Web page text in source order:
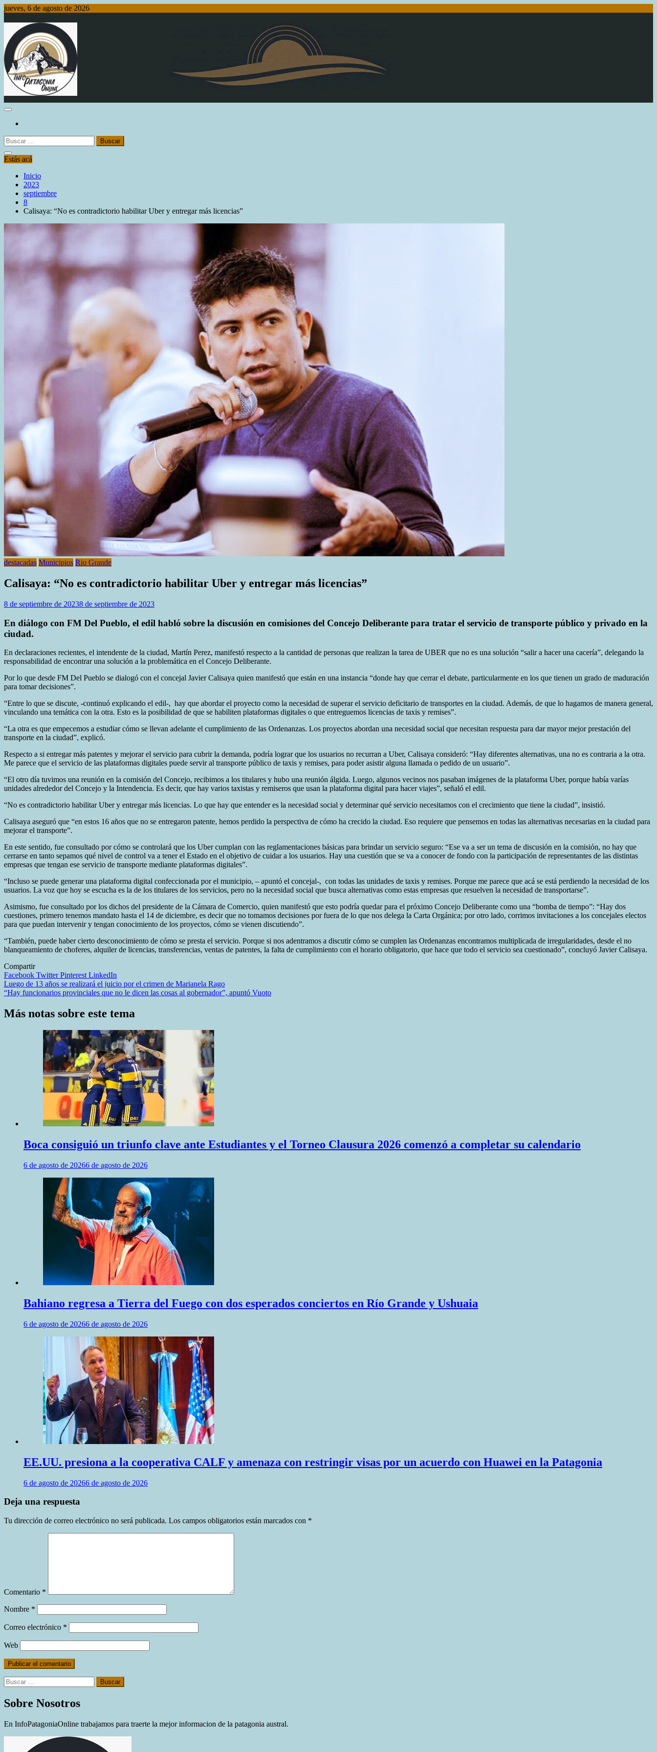
Saltar
contenido
jueves, 6 de agosto de 2026
Info Patagonia Online
Buscar:
Estás acá
Inicio
2023
septiembre
8
Calisaya: “No es contradictorio habilitar Uber y entregar más licencias”
destacadas Municipios Rio Grande
Calisaya: “No es contradictorio habilitar Uber y entregar más licencias”
8 de septiembre de 20238 de septiembre de 2023
En diálogo con FM Del Pueblo, el edil habló sobre la discusión en comisiones del Concejo Deliberante para tratar el servicio de transporte público y privado en la
ciudad.
En declaraciones recientes, el intendente de la ciudad, Martín Perez, manifestó respecto a la cantidad de personas que realizan la tarea de UBER que no es una solución “salir a hacer una cacería”, delegando la
responsabilidad de encontrar una solución a la problemática en el Concejo Deliberante.
Por lo que desde FM Del Pueblo se dialogó con el concejal Javier Calisaya quien manifestó que están en una instancia “donde hay que cerrar el debate, particularmente en los que tienen un grado de maduración
para tomar decisiones”.
“Entre lo que se discute, -continuó explicando el edil-, hay que abordar el proyecto como la necesidad de superar el servicio deficitario de transportes en la ciudad. Además, de que lo hagamos de manera general,
vinculando una temática con la otra. Esto es la posibilidad de que se habiliten plataformas digitales o que entreguemos licencias de taxis y remises”.
“La otra es que empecemos a estudiar cómo se llevan adelante el cumplimiento de las Ordenanzas. Los proyectos abordan una necesidad social que necesitan respuesta para dar mayor mejor prestación del
transporte en la ciudad”, explicó.
Respecto a si entregar más patentes y mejorar el servicio para cubrir la demanda, podría lograr que los usuarios no recurran a Uber, Calisaya consideró: “Hay diferentes alternativas, una no es contraria a la otra.
Me parece que el servicio de las plataformas digitales puede servir al transporte público de taxis y remises, para poder asistir alguna llamada o pedido de un usuario”.
“El otro día tuvimos una reunión en la comisión del Concejo, recibimos a los titulares y hubo una reunión álgida. Luego, algunos vecinos nos pasaban imágenes de la plataforma Uber, porque había varías
unidades alrededor del Concejo y la Intendencia. Es decir, que hay varios taxistas y remiseros que usan la plataforma digital para hacer viajes”, señaló el edil.
“No es contradictorio habilitar Uber y entregar más licencias. Lo que hay que entender es la necesidad social y determinar qué servicio necesitamos con el crecimiento que tiene la ciudad”, insistió.
Calisaya aseguró que “en estos 16 años que no se entregaron patente, hemos perdido la perspectiva de cómo ha crecido la ciudad. Eso requiere que pensemos en todas las alternativas necesarias en la ciudad para
mejorar el transporte”.
En este sentido, fue consultado por cómo se controlará que los Uber cumplan con las reglamentaciones básicas para brindar un servicio seguro: “Ese va a ser un tema de discusión en la comisión, no hay que
cerrarse en tanto sepamos qué nivel de control va a tener el Estado en el objetivo de cuidar a los usuarios. Hay una cuestión que se va a conocer de fondo con la participación de representantes de las distintas
empresas que tengan ese servicio de transporte mediante plataformas digitales”.
“Incluso se puede generar una plataforma digital confeccionada por el municipio, – apuntó el concejal-, con todas las unidades de taxis y remises. Porque me parece que acá se está perdiendo la necesidad de los
usuarios. La voz que hoy se escucha es la de los titulares de los servicios, pero no la necesidad social que busca alternativas como estas empresas que resuelven la necesidad de transportarse”.
Asimismo, fue consultado por los dichos del presidente de la Cámara de Comercio, quien manifestó que esto podría quedar para el próximo Concejo Deliberante como una “bomba de tiempo”: “Hay dos
cuestiones, primero tenemos mandato hasta el 14 de diciembre, es decir que no tomamos decisiones por fuera de lo que nos delega la Carta Orgánica; por otro lado, corrimos invitaciones a los concejales electos
para que puedan intervenir y tengan conocimiento de los proyectos, cómo se vienen discutiendo”.
“También, puede haber cierto desconocimiento de cómo se presta el servicio. Porque si nos adentramos a discutir cómo se cumplen las Ordenanzas encontramos multiplicada de irregularidades, desde el no
blanqueamiento de choferes, alquiler de licencias, transferencias, ventas de patentes, la falta de cumplimiento con el horario obligatorio, que hace que todo el servicio sea cuestionado”, concluyó Javier Calisaya.
Compartir
Facebook TwitterPinterest LinkedIn
Navegación
de
entradas
Luego de 13 años se realizará el juicio por el crimen de Marianela Rago
“Hay funcionarios provinciales que no le dicen las cosas al gobernador”, apuntó Vuoto
Más notas sobre este tema
Boca consiguió un triunfo clave ante Estudiantes y el Torneo Clausura 2026 comenzó a completar su calendario
6 de agosto de 20266 de agosto de 2026
Bahiano regresa a Tierra del Fuego con dos esperados conciertos en Río Grande y Ushuaia
6 de agosto de 20266 de agosto de 2026
EE.UU. presiona a la cooperativa CALF y amenaza con restringir visas por un acuerdo con Huawei en la Patagonia
6 de agosto de 20266 de agosto de 2026
Deja una respuesta
Tu dirección de correo electrónico no será publicada. Los campos obligatorios están marcados con *
Comentario *
Nombre *
Correo electrónico *
Web
Buscar:
Sobre Nosotros
En InfoPatagoniaOnline trabajamos para traerte la mejor informacion de la patagonia austral.